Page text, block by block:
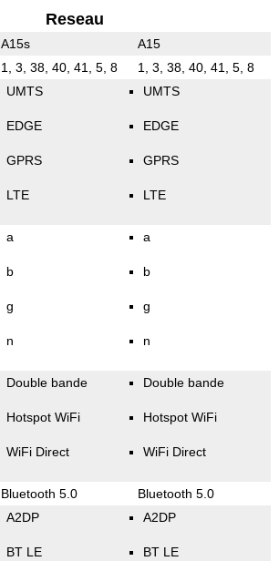
Reseau
A15s A15
1, 3, 38, 40, 41, 5, 8 1, 3, 38, 40, 41, 5, 8
UMTS
EDGE
GPRS
LTE
UMTS
EDGE
GPRS
LTE
a
b
g
n
a
b
g
n
Double bande
Hotspot WiFi
WiFi Direct
Double bande
Hotspot WiFi
WiFi Direct
Bluetooth 5.0 Bluetooth 5.0
A2DP
BT LE
A2DP
BT LE